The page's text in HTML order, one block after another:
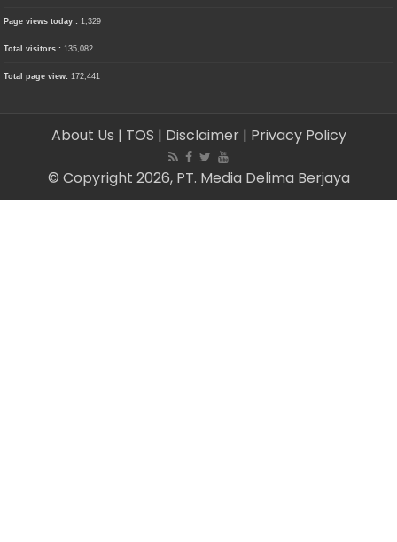
Page views today :1,329
Total visitors :135,082
Total page view:172,441
About Us | TOS | Disclaimer | Privacy Policy
© Copyright 2026, PT. Media Delima Berjaya